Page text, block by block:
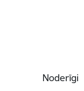
Noderīgi